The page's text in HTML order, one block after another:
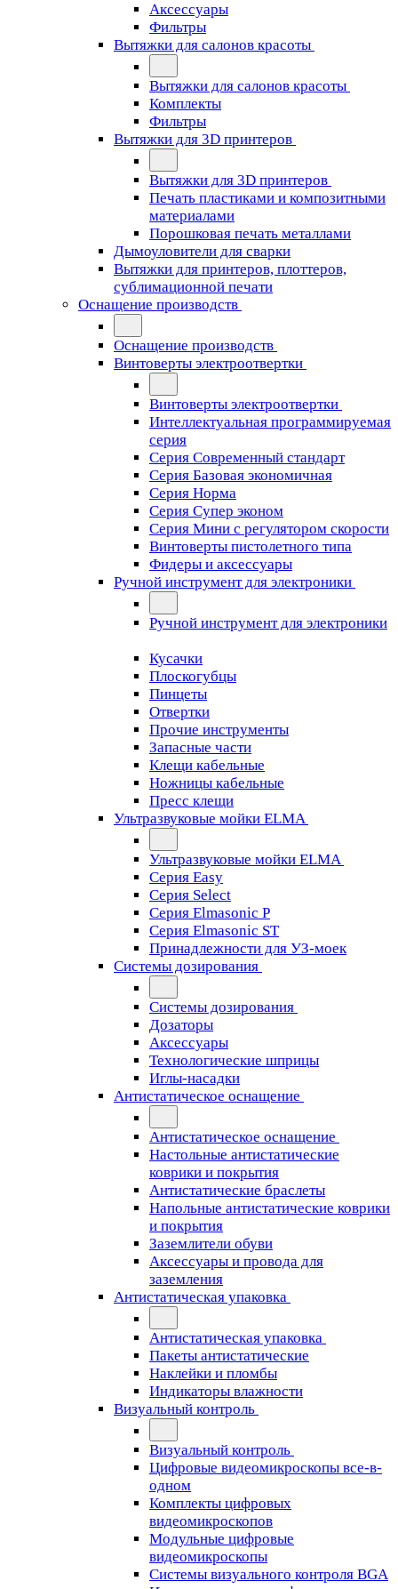
Аксессуары
Фильтры
Вытяжки для салонов красоты
Вытяжки для салонов красоты
Комплекты
Фильтры
Вытяжки для 3D принтеров
Вытяжки для 3D принтеров
Печать пластиками и композитными
материалами
Порошковая печать металлами
Дымоуловители для сварки
Вытяжки для принтеров, плоттеров,
сублимационной печати
Оснащение производств
Оснащение производств
Винтоверты электроотвертки
Винтоверты электроотвертки
Интеллектуальная программируемая
серия
Серия Современный стандарт
Серия Базовая экономичная
Серия Норма
Серия Cупер эконом
Серия Мини с регулятором скорости
Винтоверты пистолетного типа
Фидеры и аксессуары
Ручной инструмент для электроники
Ручной инструмент для электроники
Кусачки
Плоскогубцы
Пинцеты
Отвертки
Прочие инструменты
Запасные части
Клещи кабельные
Ножницы кабельные
Пресс клещи
Ультразвуковые мойки ELMA
Ультразвуковые мойки ELMA
Серия Easy
Серия Select
Серия Elmasonic P
Серия Elmasonic ST
Принадлежности для УЗ-моек
Системы дозирования
Системы дозирования
Дозаторы
Аксессуары
Технологические шприцы
Иглы-насадки
Антистатическое оснащение
Антистатическое оснащение
Настольные антистатические
коврики и покрытия
Антистатические браслеты
Напольные антистатические коврики
и покрытия
Заземлители обуви
Аксессуары и провода для
заземления
Антистатическая упаковка
Антистатическая упаковка
Пакеты антистатические
Наклейки и пломбы
Индикаторы влажности
Визуальный контроль
Визуальный контроль
Цифровые видеомикроскопы все-в-
одном
Комплекты цифровых
видеомикроскопов
Модульные цифровые
видеомикроскопы
Cистемы визуального контроля BGA